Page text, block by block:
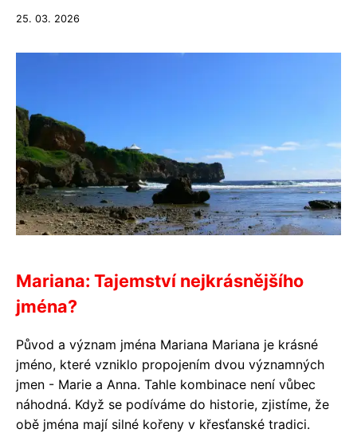
25. 03. 2026
Mariana: Tajemství nejkrásnějšího
jména?
Původ a význam jména Mariana Mariana je krásné
jméno, které vzniklo propojením dvou významných
jmen - Marie a Anna. Tahle kombinace není vůbec
náhodná. Když se podíváme do historie, zjistíme, že
obě jména mají silné kořeny v křesťanské tradici.